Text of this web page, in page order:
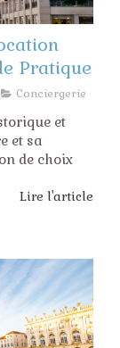
Pratique
Conciergerie
et
et sa
de choix
Lire l'article